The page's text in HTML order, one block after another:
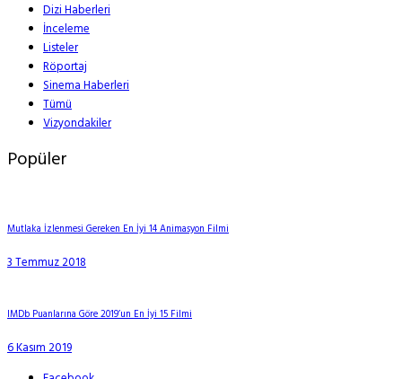
Dizi Haberleri
İnceleme
Listeler
Röportaj
Sinema Haberleri
Tümü
Vizyondakiler
Popüler
Mutlaka İzlenmesi Gereken En İyi 14 Animasyon Filmi
3 Temmuz 2018
IMDb Puanlarına Göre 2019’un En İyi 15 Filmi
6 Kasım 2019